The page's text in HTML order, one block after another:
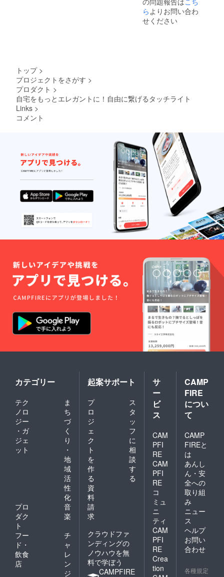
らよりお問い合わ
せください
トップ >
プロジェクトをさがす >
プロダクト >
自宅をもっとエレガントに！自由に繋げるタッチライト
Links >
コメント
カテゴリー
テク
ノロ
ジー
・ガ
ジェ
ット
ま
ち
づ
く
り
・
地
域
活
性
化
プロ
ダク
ト
音
楽
フー
ド・
飲食
店
チ
ャ
レ
ン
ジ
起案サポート
プ
ロ
ジ
ェ
ク
ト
を
作
る
ス
タ
ッ
フ
に
相
談
す
る
資
料
請
求
クラウドファ
ンディングの
ノウハウを無
料で学ぼう
CAMPFIRE
サ
ー
ビ
ス
CAM
PFI
RE
CAM
PFI
RE
コ
ミュ
ニ
ティ
CAM
PFI
RE
Crea
tion
CAMP
FIRE
につい
て
CAMP
FIREと
は
あんし
ん・安
全への
取り組
み
ニュー
ス
ヘルプ
お問い
合わせ
各種規定